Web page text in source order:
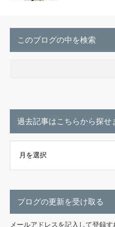
このブログの中を検索
過去記事はこちらから探せ
ブログの更新を受け取る
メールアドレスを記入して登録